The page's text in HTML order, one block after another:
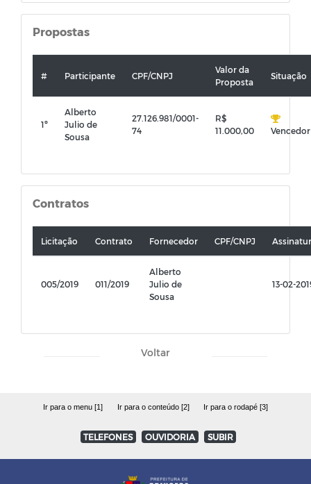
Propostas
# Participante CPF/CNPJ
Valor da
Proposta
Situação
1º
Alberto
Julio de
Sousa
27.126.981/0001-
74
R$
11.000,00
Vencedor
Contratos
Licitação Contrato Fornecedor CPF/CNPJ
005/2019 011/2019
Alberto
Julio de
Sousa
13-02-
Voltar
Ir para o menu [1] Ir para o conteúdo [2] Ir para o rodapé [3]
TELEFONES OUVIDORIA SUBIR